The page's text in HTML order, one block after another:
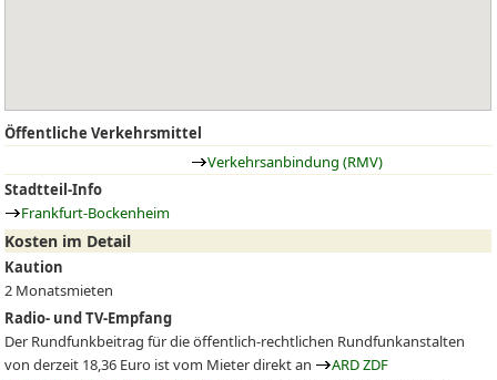
Öffentliche Verkehrsmittel
Verkehrsanbindung (RMV)
Stadtteil-Info
Frankfurt-Bockenheim
Kosten im Detail
Kaution
2 Monatsmieten
Radio- und TV-Empfang
Der Rundfunkbeitrag für die öffentlich-rechtlichen Rundfunkanstalten
von derzeit 18,36 Euro ist vom Mieter direkt an
ARD ZDF